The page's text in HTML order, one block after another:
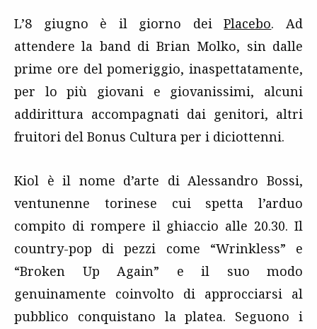
L’8 giugno è il giorno deiPlacebo. Ad
attendere la band di Brian Molko, sin dalle
prime ore del pomeriggio, inaspettatamente,
per lo più giovani e giovanissimi, alcuni
addirittura accompagnati dai genitori, altri
fruitori del Bonus Cultura per i diciottenni.
Kiol è il nome d’arte di Alessandro Bossi,
ventunenne torinese cui spetta l’arduo
compito di rompere il ghiaccio alle 20.30. Il
country-pop di pezzi come “Wrinkless” e
“Broken Up Again” e il suo modo
genuinamente coinvolto di approcciarsi al
pubblico conquistano la platea. Seguono i